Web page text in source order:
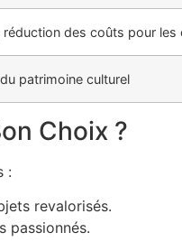
des coûts pour
patrimoine culturel
Choix ?
:
revalorisés.
passionnés.